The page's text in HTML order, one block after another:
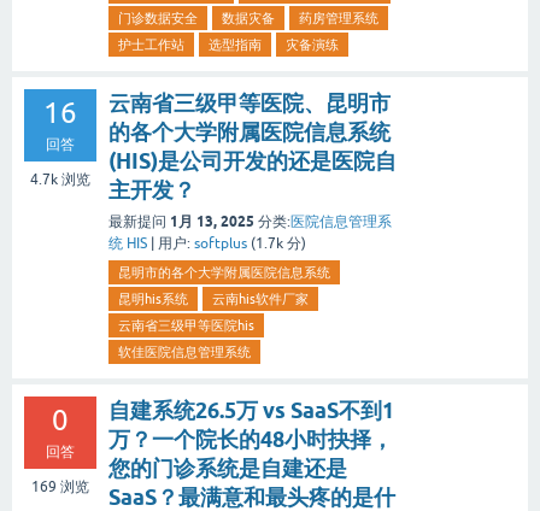
门诊数据安全
数据灾备
药房管理系统
护士工作站
选型指南 灾备演练
16
回答
4.7k 浏览
云南省三级甲等医院、昆明市
的各个大学附属医院信息系统
(HIS)是公司开发的还是医院自
主开发？
最新提问 1月 13, 2025 分类:医院信息管理系
统 HIS | 用户: softplus (1.7k 分)
昆明市的各个大学附属医院信息系统
昆明his系统
云南his软件厂家
云南省三级甲等医院his
软佳医院信息管理系统
0
回答
169 浏览
自建系统26.5万 vs SaaS不到1
万？一个院长的48小时抉择，
您的门诊系统是自建还是
SaaS？最满意和最头疼的是什